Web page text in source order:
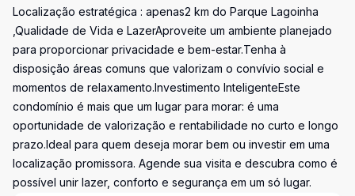
Localização estratégica : apenas2 km do Parque Lagoinha
,Qualidade de Vida e LazerAproveite um ambiente planejado
para proporcionar privacidade e bem-estar.Tenha à
disposição áreas comuns que valorizam o convívio social e
momentos de relaxamento.Investimento InteligenteEste
condomínio é mais que um lugar para morar: é uma
oportunidade de valorização e rentabilidade no curto e longo
prazo.Ideal para quem deseja morar bem ou investir em uma
localização promissora. Agende sua visita e descubra como é
possível unir lazer, conforto e segurança em um só lugar.